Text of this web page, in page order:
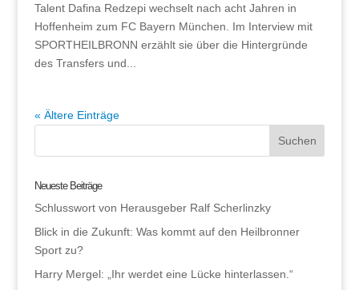
Talent Dafina Redzepi wechselt nach acht Jahren in
Hoffenheim zum FC Bayern München. Im Interview mit
SPORTHEILBRONN erzählt sie über die Hintergründe
des Transfers und...
« Ältere Einträge
Neueste Beiträge
Schlusswort von Herausgeber Ralf Scherlinzky
Blick in die Zukunft: Was kommt auf den Heilbronner
Sport zu?
Harry Mergel: „Ihr werdet eine Lücke hinterlassen.“